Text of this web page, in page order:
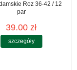
Roz 36-42 / 12
par
39.00 zł
szczegóły